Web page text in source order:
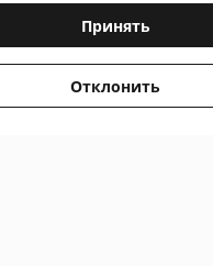
Принять
Отклонить